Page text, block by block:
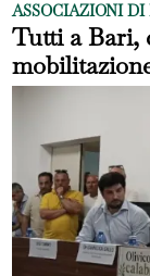
ASSOCIAZIONI DI
Tutti a Bari,